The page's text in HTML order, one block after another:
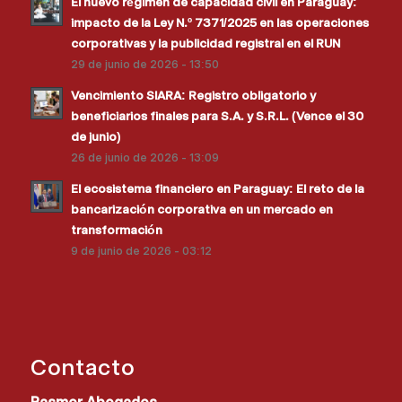
impacto de la Ley N.º 7371/2025 en las operaciones
corporativas y la publicidad registral en el RUN
29 de junio de 2026 - 13:50
Vencimiento SIARA: Registro obligatorio y
beneficiarios finales para S.A. y S.R.L. (Vence el 30
de junio)
26 de junio de 2026 - 13:09
El ecosistema financiero en Paraguay: El reto de la
bancarización corporativa en un mercado en
transformación
9 de junio de 2026 - 03:12
Contacto